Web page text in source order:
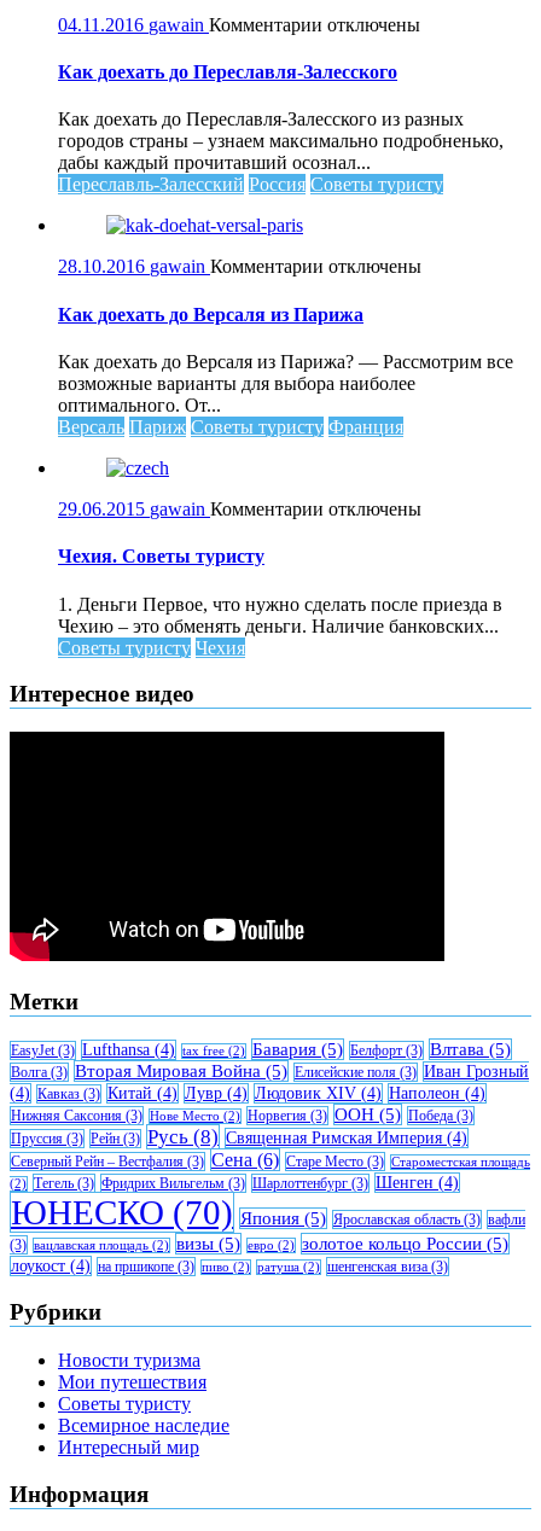
04.11.2016 gawain Комментарии к
Как
Переславля-
Залесского
отключены
Как доехать до Переславля-Залесского
Как доехать до Переславля-Залесского из разных
городов страны – узнаем максимально подробненько,
дабы каждый прочитавший осознал...
Переславль-Залесский Россия Советы туристу
28.10.2016 gawain Комментарии к
Как
доехать
Версаля
из
Парижа
отключены
Как доехать до Версаля из Парижа
Как доехать до Версаля из Парижа? — Рассмотрим все
возможные варианты для выбора наиболее
оптимального. От...
Версаль Париж Советы туристу Франция
29.06.2015 gawain Комментарии котключены
Чехия. Советы туристу
1. Деньги Первое, что нужно сделать после приезда в
Чехию – это обменять деньги. Наличие банковских...
Советы туристу Чехия
Интересное видео
Метки
EasyJet(3) Lufthansa (4) tax free (2) Бавария (5) Белфорт (3) Влтава (5)
Волга (3) Вторая Мировая Война (5) Елисейские поля (3) Иван Грозный
(4) Кавказ (3) Китай (4) Лувр (4) Людовик XIV (4) Наполеон (4)
Нижняя Саксония (3) Нове Место (2) Норвегия (3) ООН (5) Победа (3)
Пруссия (3) Рейн (3) Русь (8) Священная Римская Империя (4)
Северный Рейн – Вестфалия (3) Сена (6) Старе Место (3) Староместская площадь
(2) Тегель (3) Фридрих Вильгельм (3) Шарлоттенбург (3) Шенген (4)
ЮНЕСКО (70) Япония (5) Ярославская область (3) вафли
(3) вацлавская площадь (2) визы (5) евро (2) золотое кольцо России (5)
лоукост (4) на пршикопе (3) пиво (2) ратуша (2) шенгенская виза (3)
Рубрики
Новости туризма
Мои путешествия
Советы туристу
Всемирное наследие
Интересный мир
Информация